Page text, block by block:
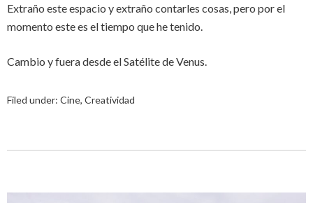
Extraño este espacio y extraño contarles cosas, pero por el
momento este es el tiempo que he tenido.
Cambio y fuera desde el Satélite de Venus.
Filed under: Cine, Creatividad